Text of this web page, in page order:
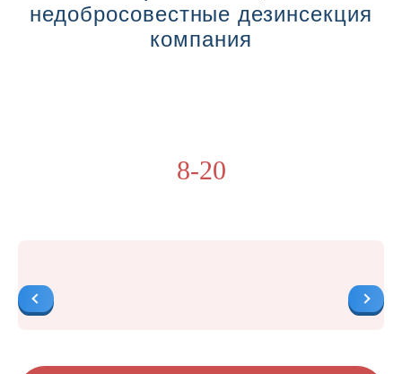
недобросовестные дезинсекция
компания
8-20